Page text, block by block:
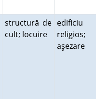
structură de
cult; locuire
edificiu
religios;
aşezare